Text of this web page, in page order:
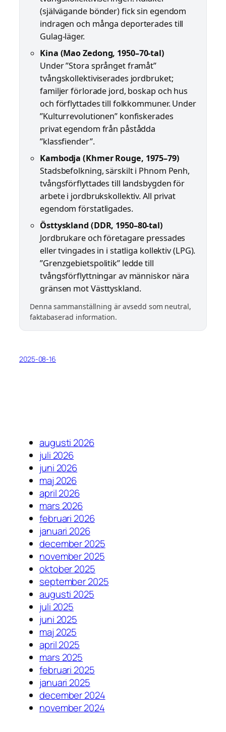
(självägande bönder) fick sin egendom
indragen och många deporterades till
Gulag-läger.
Kina (Mao Zedong, 1950–70-tal)
Under ”Stora språnget framåt”
tvångskollektiviserades jordbruket;
familjer förlorade jord, boskap och hus
och förflyttades till folkkommuner. Under
”Kulturrevolutionen” konfiskerades
privat egendom från påstådda
”klassfiender”.
Kambodja (Khmer Rouge, 1975–79)
Stadsbefolkning, särskilt i Phnom Penh,
tvångsförflyttades till landsbygden för
arbete i jordbrukskollektiv. All privat
egendom förstatligades.
Östtyskland (DDR, 1950–80-tal)
Jordbrukare och företagare pressades
eller tvingades in i statliga kollektiv (LPG).
”Grenzgebietspolitik” ledde till
tvångsförflyttningar av människor nära
gränsen mot Västtyskland.
Denna sammanställning är avsedd som neutral,
faktabaserad information.
2025-08-16
augusti 2026
juli 2026
juni 2026
maj 2026
april 2026
mars 2026
februari 2026
januari 2026
december 2025
november 2025
oktober 2025
september 2025
augusti 2025
juli 2025
juni 2025
maj 2025
april 2025
mars 2025
februari 2025
januari 2025
december 2024
november 2024